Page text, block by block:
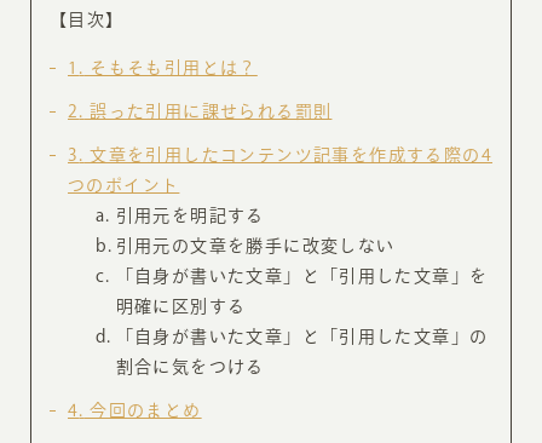
【目次】
1 そもそも引用とは？
2 誤った引用に課せられる罰則
3
文章を引用したコンテンツ記事を作成する際の4
つのポイント
引用元を明記する
引用元の文章を勝手に改変しない
「自身が書いた文章」と「引用した文章」を
明確に区別する
「自身が書いた文章」と「引用した文章」の
割合に気をつける
4 今回のまとめ